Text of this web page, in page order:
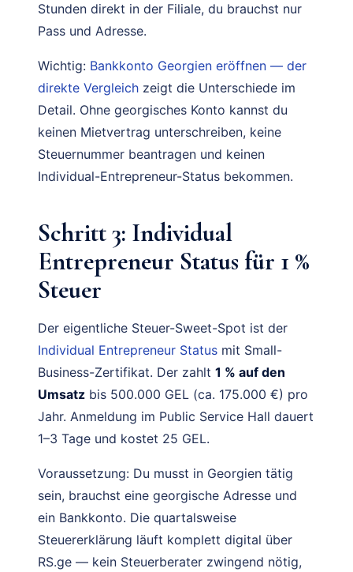
Stunden direkt in der Filiale, du brauchst nur
Pass und Adresse.
Wichtig: Bankkonto Georgien eröffnen — der
direkte Vergleich zeigt die Unterschiede im
Detail. Ohne georgisches Konto kannst du
keinen Mietvertrag unterschreiben, keine
Steuernummer beantragen und keinen
Individual-Entrepreneur-Status bekommen.
Schritt 3: Individual
Entrepreneur Status für 1 %
Steuer
Der eigentliche Steuer-Sweet-Spot ist der
Individual Entrepreneur Status mit Small-
Business-Zertifikat. Der zahlt 1 % auf den
Umsatz bis 500.000 GEL (ca. 175.000 €) pro
Jahr. Anmeldung im Public Service Hall dauert
1–3 Tage und kostet 25 GEL.
Voraussetzung: Du musst in Georgien tätig
sein, brauchst eine georgische Adresse und
ein Bankkonto. Die quartalsweise
Steuererklärung läuft komplett digital über
RS.ge — kein Steuerberater zwingend nötig,